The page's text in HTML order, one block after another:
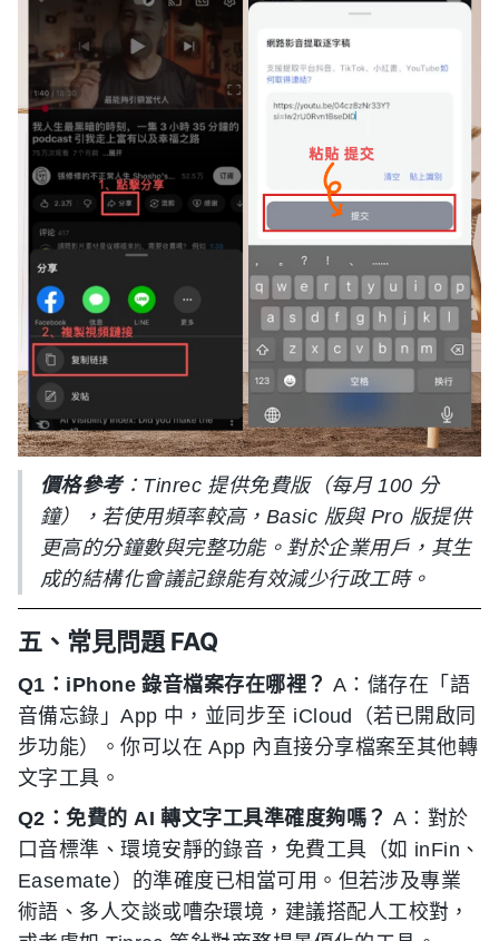
價格參考：Tinrec 提供免費版（每月 100 分
鐘），若使用頻率較高，Basic 版與 Pro 版提供
更高的分鐘數與完整功能。對於企業用戶，其生
成的結構化會議記錄能有效減少行政工時。
五、常見問題 FAQ
Q1：iPhone 錄音檔案存在哪裡？ A：儲存在「語
音備忘錄」App 中，並同步至 iCloud（若已開啟同
步功能）。你可以在 App 內直接分享檔案至其他轉
文字工具。
Q2：免費的 AI 轉文字工具準確度夠嗎？ A：對於
口音標準、環境安靜的錄音，免費工具（如 inFin、
Easemate）的準確度已相當可用。但若涉及專業
術語、多人交談或嘈杂環境，建議搭配人工校對，